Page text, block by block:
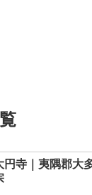
円寺｜夷隅郡大